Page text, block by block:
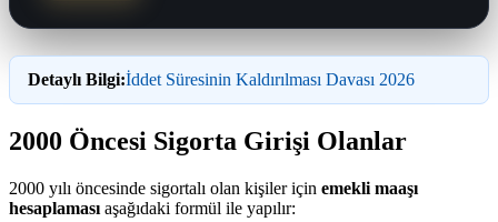
Detaylı Bilgi:İddet Süresinin Kaldırılması Davası 2026
2000 Öncesi Sigorta Girişi Olanlar
2000 yılı öncesinde sigortalı olan kişiler için emekli maaşı
hesaplaması aşağıdaki formül ile yapılır: